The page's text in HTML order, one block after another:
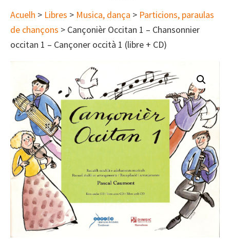
Acuelh > Libres > Musica, dança > Particions, paraulas
de chançons > Cançonièr Occitan 1 – Chansonnier
occitan 1 – Cançoner occità 1 (libre + CD)